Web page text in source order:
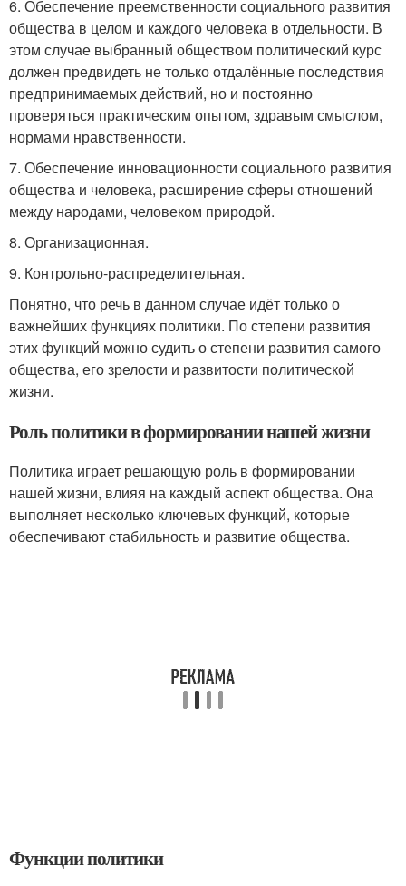
6. Обеспечение преемственности социального развития
общества в целом и каждого человека в отдельности. В
этом случае выбранный обществом политический курс
должен предвидеть не только отдалённые последствия
предпринимаемых действий, но и постоянно
проверяться практическим опытом, здравым смыслом,
нормами нравственности.
7. Обеспечение инновационности социального развития
общества и человека, расширение сферы отношений
между народами, человеком природой.
8. Организационная.
9. Контрольно-распределительная.
Понятно, что речь в данном случае идёт только о
важнейших функциях политики. По степени развития
этих функций можно судить о степени развития самого
общества, его зрелости и развитости политической
жизни.
Роль политики в формировании нашей жизни
Политика играет решающую роль в формировании
нашей жизни, влияя на каждый аспект общества. Она
выполняет несколько ключевых функций, которые
обеспечивают стабильность и развитие общества.
Функции политики